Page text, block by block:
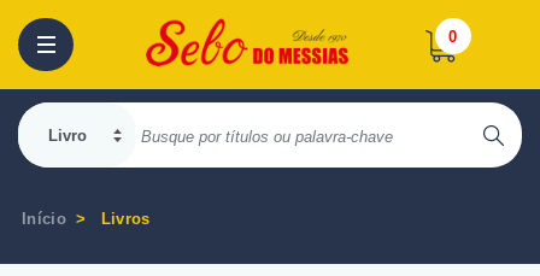
0
Início Livros